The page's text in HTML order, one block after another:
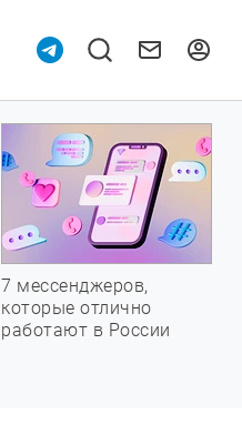
7 мессенджеров,
которые отлично
работают в России